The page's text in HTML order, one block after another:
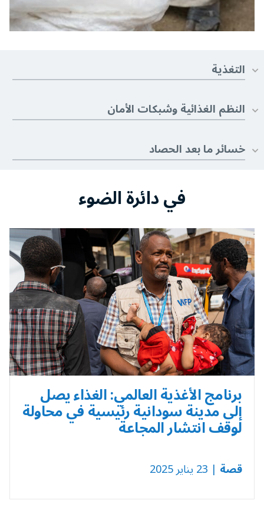
التغذية
النظم الغذائية وشبكات الأمان
خسائر ما بعد الحصاد
في دائرة الضوء
برنامج الأغذية العالمي: الغذاء يصل
إلى مدينة سودانية رئيسية في محاولة
لوقف انتشار المجاعة
قصة | 23 يناير 2025